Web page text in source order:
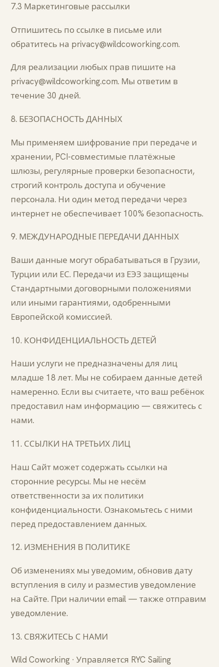
7.3 Маркетинговые рассылки
Отпишитесь по ссылке в письме или
обратитесь на privacy@wildcoworking.com.
Для реализации любых прав пишите на
privacy@wildcoworking.com. Мы ответим в
течение 30 дней.
8. БЕЗОПАСНОСТЬ ДАННЫХ
Мы применяем шифрование при передаче и
хранении, PCI-совместимые платёжные
шлюзы, регулярные проверки безопасности,
строгий контроль доступа и обучение
персонала. Ни один метод передачи через
интернет не обеспечивает 100% безопасность.
9. МЕЖДУНАРОДНЫЕ ПЕРЕДАЧИ ДАННЫХ
Ваши данные могут обрабатываться в Грузии,
Турции или ЕС. Передачи из ЕЭЗ защищены
Стандартными договорными положениями
или иными гарантиями, одобренными
Европейской комиссией.
10. КОНФИДЕНЦИАЛЬНОСТЬ ДЕТЕЙ
Наши услуги не предназначены для лиц
младше 18 лет. Мы не собираем данные детей
намеренно. Если вы считаете, что ваш ребёнок
предоставил нам информацию — свяжитесь с
нами.
11. ССЫЛКИ НА ТРЕТЬИХ ЛИЦ
Наш Сайт может содержать ссылки на
сторонние ресурсы. Мы не несём
ответственности за их политики
конфиденциальности. Ознакомьтесь с ними
перед предоставлением данных.
12. ИЗМЕНЕНИЯ В ПОЛИТИКЕ
Об изменениях мы уведомим, обновив дату
вступления в силу и разместив уведомление
на Сайте. При наличии email — также отправим
уведомление.
13. СВЯЖИТЕСЬ С НАМИ
Wild Coworking · Управляется RYC Sailing